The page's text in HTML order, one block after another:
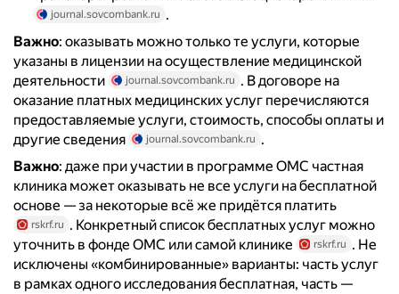
journal.sovcombank.ru .
Важно: оказывать можно только те услуги, которые
указаны в лицензии на осуществление медицинской
деятельности
journal.sovcombank.ru . В договоре на
оказание платных медицинских услуг перечисляются
предоставляемые услуги, стоимость, способы оплаты и
другие сведения
journal.sovcombank.ru .
Важно: даже при участии в программе ОМС частная
клиника может оказывать не все услуги на бесплатной
основе — за некоторые всё же придётся платить
rskrf.ru . Конкретный список бесплатных услуг можно
уточнить в фонде ОМС или самой клинике
rskrf.ru . Не
исключены «комбинированные» варианты: часть услуг
в рамках одного исследования бесплатная, часть —